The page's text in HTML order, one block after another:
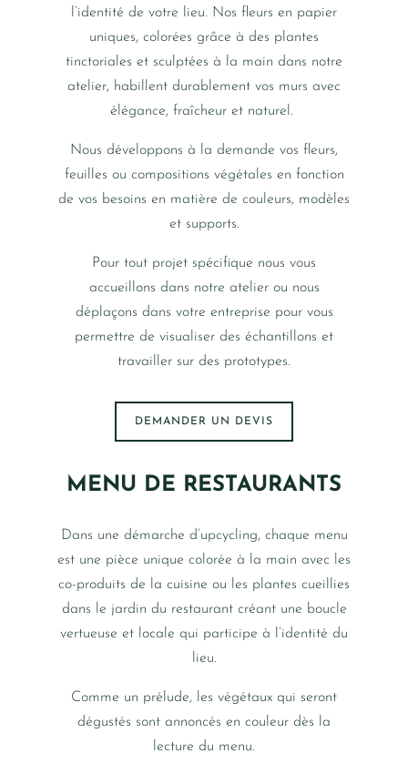
l’identité de votre lieu. Nos fleurs en papier
uniques, colorées grâce à des plantes
tinctoriales et sculptées à la main dans notre
atelier, habillent durablement vos murs avec
élégance, fraîcheur et naturel.
Nous développons à la demande vos fleurs,
feuilles ou compositions végétales en fonction
de vos besoins en matière de couleurs, modèles
et supports.
Pour tout projet spécifique nous vous
accueillons dans notre atelier ou nous
déplaçons dans votre entreprise pour vous
permettre de visualiser des échantillons et
travailler sur des prototypes.
DEMANDER UN DEVIS
MENU DE RESTAURANTS
Dans une démarche d’upcycling, chaque menu
est une pièce unique colorée à la main avec les
co-produits de la cuisine ou les plantes cueillies
dans le jardin du restaurant créant une boucle
vertueuse et locale qui participe à l’identité du
lieu.
Comme un prélude, les végétaux qui seront
dégustés sont annoncés en couleur dès la
lecture du menu.